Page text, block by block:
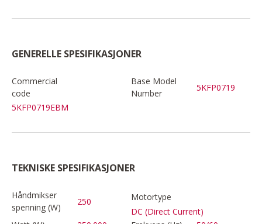
GENERELLE SPESIFIKASJONER
Commercial
code
5KFP0719EBM
Base Model
Number
5KFP0719
TEKNISKE SPESIFIKASJONER
Håndmikser
spenning (W)
250
Motortype
DC (Direct Current)